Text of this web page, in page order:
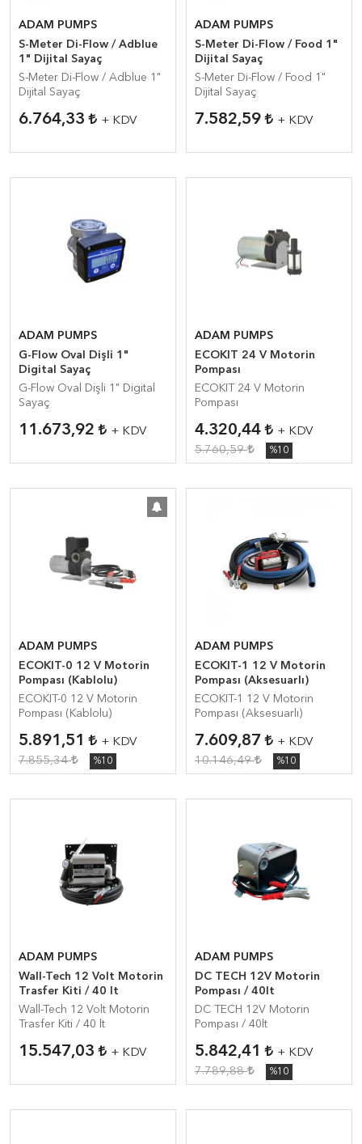
ADAM PUMPS
S-Meter Di-Flow / Adblue
1" Dijital Sayaç
S-Meter Di-Flow / Adblue 1"
Dijital Sayaç
6.764,33 + KDV
ADAM PUMPS
S-Meter Di-Flow / Food 1"
Dijital Sayaç
S-Meter Di-Flow / Food 1"
Dijital Sayaç
7.582,59 + KDV
ADAM PUMPS
G-Flow Oval Dişli 1"
Digital Sayaç
G-Flow Oval Dişli 1" Digital
Sayaç
11.673,92 + KDV
ADAM PUMPS
ECOKIT 24 V Motorin
Pompası
ECOKIT 24 V Motorin
Pompası
4.320,44
+ KDV
5.760,59
%10
ADAM PUMPS
ECOKIT-0 12 V Motorin
Pompası (Kablolu)
ECOKIT-0 12 V Motorin
Pompası (Kablolu)
5.891,51
+ KDV
7.855,34
%10
ADAM PUMPS
ECOKIT-1 12 V Motorin
Pompası (Aksesuarlı)
ECOKIT-1 12 V Motorin
Pompası (Aksesuarlı)
7.609,87
+ KDV
10.146,49
%10
ADAM PUMPS
Wall-Tech 12 Volt Motorin
Trasfer Kiti / 40 lt
Wall-Tech 12 Volt Motorin
Trasfer Kiti / 40 lt
15.547,03 + KDV
ADAM PUMPS
DC TECH 12V Motorin
Pompası / 40lt
DC TECH 12V Motorin
Pompası / 40lt
5.842,41
+ KDV
7.789,88
%10